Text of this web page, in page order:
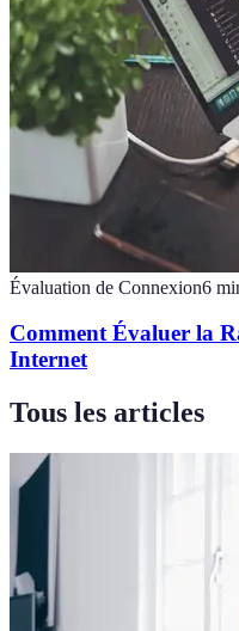
Évaluation de Connexion6
Comment Évaluer la
Internet
Tous les articles